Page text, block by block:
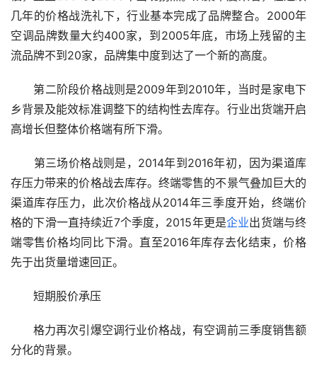
几年的价格战洗礼下，行业基本完成了品牌整合。2000年
空调品牌数量大约400家，到2005年底，市场上残留的主
流品牌不到20家，品牌集中度到达了一个新的高度。
第二阶段价格战则是2009年到2010年，当时是家电下
乡背景及能效标准调整下的结构性去库存。行业出货端开启
高增长但整体价格端有所下滑。
第三场价格战则是，2014年到2016年初，因为渠道库
存压力带来的价格战去库存。终端零售的不景气叠加巨大的
渠道库存压力，此次价格战从2014年三季度开始，终端价
格的下滑一直持续近7个季度，2015年更是企业出货端与终
端零售价格均同比下滑。直至2016年库存去化结束，价格
先于出货量增速回正。
短期股价承压
格力再次引爆空调行业价格战，有空调前三季度销售额
分化的背景。